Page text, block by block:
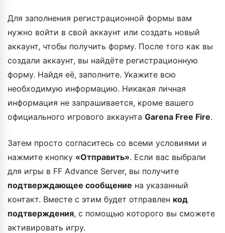
Для заполнения регистрационной формы вам
нужно войти в свой аккаунт или создать новый
аккаунт, чтобы получить форму. После того как вы
создали аккаунт, вы найдёте регистрационную
форму. Найдя её, заполните. Укажите всю
необходимую информацию. Никакая личная
информация не запрашивается, кроме вашего
официального игрового аккаунта Garena Free Fire.
Затем просто согласитесь со всеми условиями и
нажмите кнопку «Отправить». Если вас выбрали
для игры в FF Advance Server, вы получите
подтверждающее сообщение на указанный
контакт. Вместе с этим будет отправлен код
подтверждения, с помощью которого вы сможете
активировать игру.